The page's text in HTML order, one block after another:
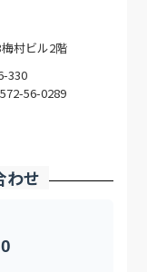
村ビル2階
330
56-0289
わせ